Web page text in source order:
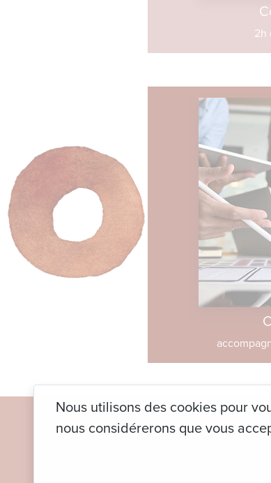
2h
Nous utilisons des cookies pour
nous considérerons que vous